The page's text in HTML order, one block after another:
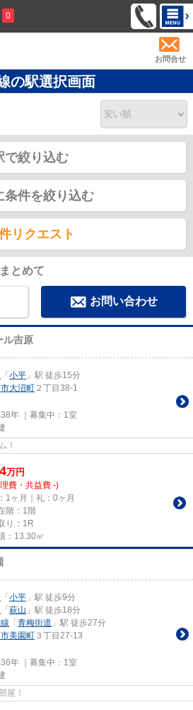
0
お問合せ
の駅選択画面
で絞り込む
条件を絞り込む
リクエスト
とめて
お問い合わせ
ル吉原
「 小平 」駅 徒歩15分
大沼町 ２丁目38-1
年 ｜募集中： 1室
！
万円
費・共益費 -)
1ヶ月｜礼：0ヶ月
階：1階
り：1R
：13.30㎡
「 小平 」駅 徒歩9分
「 萩山 」駅 徒歩18分
「 青梅街道 」駅 徒歩27分
美園町 ３丁目27-13
年 ｜募集中： 1室
屋！